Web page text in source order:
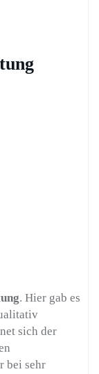
. Hier gab es
sich der
bei sehr